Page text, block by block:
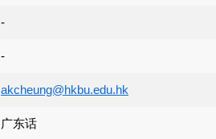
-
-
akcheung@hkbu.edu.hk
广东话